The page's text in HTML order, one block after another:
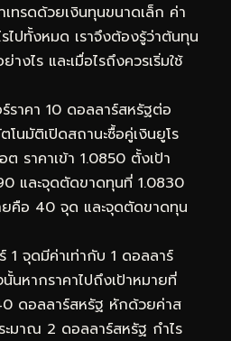
ทรดด้วยเงินทุนขนาดเล็ก ค่า
ไปทั้งหมด เราจึงต้องรู้ว่าต้นทุน
ไร และเมื่อไรถึงควรเริ่มใช้
ร์ราคา 10 ดอลลาร์สหรัฐต่อ
โนมัติเปิดสถานะซื้อคู่เงินยูโร
ราคาเข้า 1.0850 ตั้งเป้า
และจุดตัดขาดทุนที่ 1.0830
ยคือ 40 จุด และจุดตัดขาดทุน
1 จุดมีค่าเท่ากับ 1 ดอลลาร์
หากราคาไปถึงเป้าหมายที่
ดอลลาร์สหรัฐ หักด้วยค่าส
ะมาณ 2 ดอลลาร์สหรัฐ กำไร